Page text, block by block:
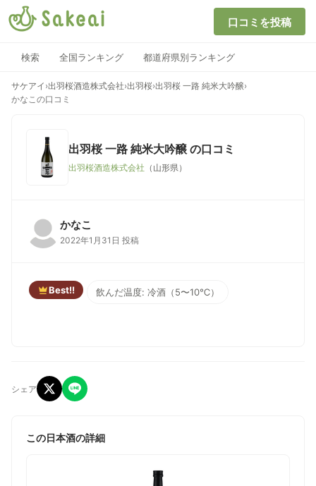
口コミを投稿
検索 全国ランキング 都道府県別ランキング
サケアイ ›出羽桜酒造株式会社›出羽桜›出羽桜 一路 純米大吟醸›
かなこの口コミ
出羽桜 一路 純米大吟醸 の口コミ
出羽桜酒造株式会社 （山形県）
かなこ
2022年1月31日 投稿
Best!! 飲んだ温度: 冷酒（5〜10℃）
シェア
この日本酒の詳細